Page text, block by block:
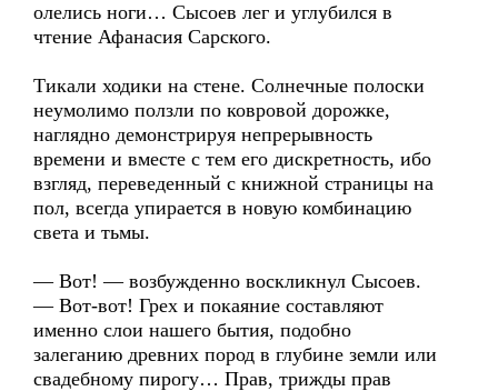
олелись ноги… Сысоев лег и углубился в
чтение Афанасия Сарского.
Тикали ходики на стене. Солнечные полоски
неумолимо ползли по ковровой дорожке,
наглядно демонстрируя непрерывность
времени и вместе с тем его дискретность, ибо
взгляд, переведенный с книжной страницы на
пол, всегда упирается в новую комбинацию
света и тьмы.
— Вот! — возбужденно воскликнул Сысоев.
— Вот-вот! Грех и покаяние составляют
именно слои нашего бытия, подобно
залеганию древних пород в глубине земли или
свадебному пирогу… Прав, трижды прав